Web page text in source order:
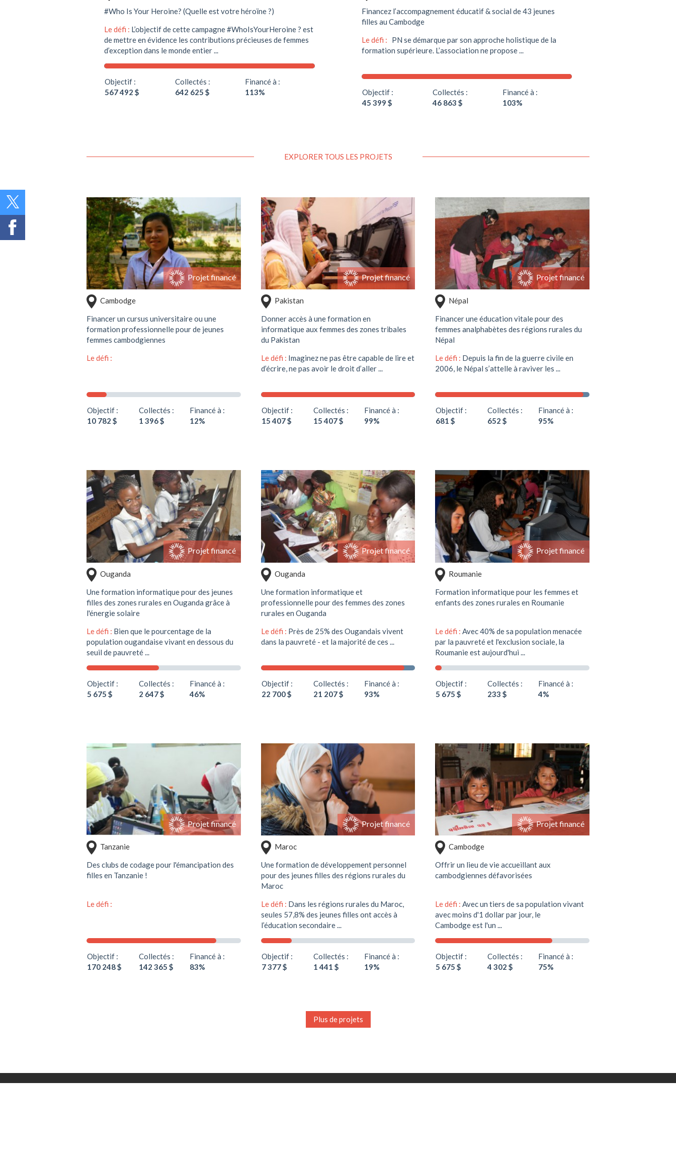
#Who Is Your Heroine? (Quelle est votre héroïne ?)
Le défi : L’objectif de cette campagne #WhoIsYourHeroine ? est
de mettre en évidence les contributions précieuses de femmes
d’exception dans le monde entier ...
Objectif :
567 492 $
Collectés :
642 625 $
Financé à :
113%
Financez l’accompagnement éducatif & social de 43 jeunes
filles au Cambodge
Le défi :
PN se démarque par son approche holistique de la
formation supérieure. L’association ne propose ...
Objectif :
45 399 $
Collectés :
46 863 $
Financé à :
103%
EXPLORER TOUS LES PROJETS
Projet financé
Soutenir ce projet
Cambodge
Financer un cursus universitaire ou une
formation professionnelle pour de jeunes
femmes cambodgiennes
Le défi :
Objectif :
10 782 $
Collectés :
1 396 $
Financé à :
12%
Projet financé
Soutenir ce projet
Pakistan
Donner accès à une formation en
informatique aux femmes des zones tribales
du Pakistan
Le défi : Imaginez ne pas être capable de lire et
d’écrire, ne pas avoir le droit d’aller ...
Objectif :
15 407 $
Collectés :
15 407 $
Financé à :
99%
Projet financé
Soutenir ce projet
Népal
Financer une éducation vitale pour des
femmes analphabètes des régions rurales du
Népal
Le défi : Depuis la fin de la guerre civile en
2006, le Népal s’attelle à raviver les ...
Objectif :
681 $
Collectés :
652 $
Financé à :
95%
Projet financé
Soutenir ce projet
Ouganda
Une formation informatique pour des jeunes
filles des zones rurales en Ouganda grâce à
l'énergie solaire
Le défi : Bien que le pourcentage de la
population ougandaise vivant en dessous du
seuil de pauvreté ...
Objectif :
5 675 $
Collectés :
2 647 $
Financé à :
46%
Projet financé
Soutenir ce projet
Ouganda
Une formation informatique et
professionnelle pour des femmes des zones
rurales en Ouganda
Le défi : Près de 25% des Ougandais vivent
dans la pauvreté - et la majorité de ces ...
Objectif :
22 700 $
Collectés :
21 207 $
Financé à :
93%
Projet financé
Soutenir ce projet
Roumanie
Formation informatique pour les femmes et
enfants des zones rurales en Roumanie
Le défi :Avec 40% de sa population menacée
par la pauvreté et l'exclusion sociale, la
Roumanie est aujourd'hui ...
Objectif :
5 675 $
Collectés :
233 $
Financé à :
4%
Projet financé
Soutenir ce projet
Tanzanie
Des clubs de codage pour l'émancipation des
filles en Tanzanie !
Le défi :
Objectif :
170 248 $
Collectés :
142 365 $
Financé à :
83%
Projet financé
Soutenir ce projet
Maroc
Une formation de développement personnel
pour des jeunes filles des régions rurales du
Maroc
Le défi : Dans les régions rurales du Maroc,
seules 57,8% des jeunes filles ont accès à
l’éducation secondaire ...
Objectif :
7 377 $
Collectés :
1 441 $
Financé à :
19%
Projet financé
Soutenir ce projet
Cambodge
Offrir un lieu de vie accueillant aux
cambodgiennes défavorisées
Le défi :Avec un tiers de sa population vivant
avec moins d'1 dollar par jour, le
Cambodge est l'un ...
Objectif :
5 675 $
Collectés :
4 302 $
Financé à :
75%
Plus de projets